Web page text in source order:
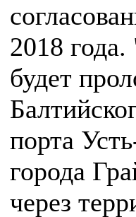
2018
будет
порта
города
через